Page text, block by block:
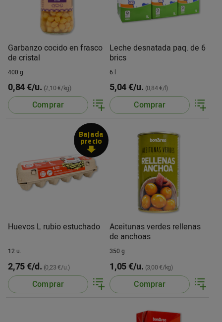
Garbanzo cocido en frasco
de cristal
400 g
0,84 €/u. (2,10 €/kg)
Comprar
Leche desnatada paq. de 6
brics
6 l
5,04 €/u. (0,84 €/l)
Comprar
Bajada
precio
Huevos L rubio estuchado
12 u.
2,75 €/d. (0,23 €/u.)
Comprar
Aceitunas verdes rellenas
de anchoas
350 g
1,05 €/u. (3,00 €/kg)
Comprar